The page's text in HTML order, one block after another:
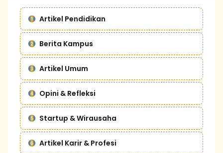
Artikel Pendidikan
Berita Kampus
Artikel Umum
Opini & Refleksi
Startup & Wirausaha
Artikel Karir & Profesi